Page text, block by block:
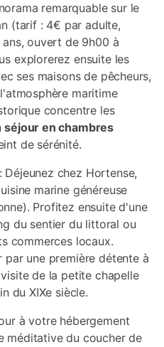
remarquable sur le
(tarif : 4€ par adulte,
ouvert de 9h00 à
explorerez ensuite les
ses maisons de pêcheurs,
maritime
concentre les
séjour en chambres
de sérénité.
chez Hortense,
marine généreuse
Profitez ensuite d'une
du sentier du littoral ou
commerces locaux.
une première détente à
de la petite chapelle
du XIXe siècle.
à votre hébergement
méditative du coucher de